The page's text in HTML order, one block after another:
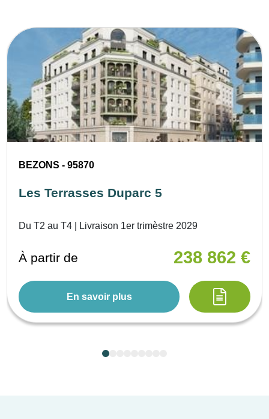
BEZONS - 95870
Les Terrasses Duparc 5
Du T2 au T4 | Livraison 1er trimèstre 2029
À partir de 238 862 €
En savoir plus